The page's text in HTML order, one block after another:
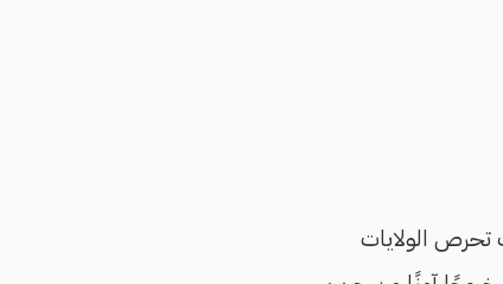
تحرص الولايات